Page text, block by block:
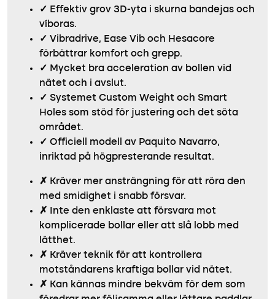
✓ Effektiv grov 3D-yta i skurna bandejas och
víboras.
✓ Vibradrive, Ease Vib och Hesacore
förbättrar komfort och grepp.
✓ Mycket bra acceleration av bollen vid
nätet och i avslut.
✓ Systemet Custom Weight och Smart
Holes som stöd för justering och det söta
området.
✓ Officiell modell av Paquito Navarro,
inriktad på högpresterande resultat.
✗ Kräver mer ansträngning för att röra den
med smidighet i snabb försvar.
✗
Inte den enklaste att försvara mot
komplicerade bollar eller att slå lobb med
lätthet.
✗ Kräver teknik för att kontrollera
motståndarens kraftiga bollar vid nätet.
✗ Kan kännas mindre bekväm för dem som